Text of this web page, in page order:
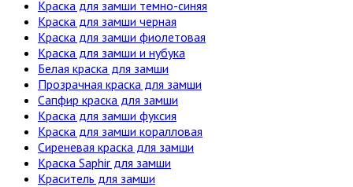
Краска для замши темно-синяя
Краска для замши черная
Краска для замши фиолетовая
Краска для замши и нубука
Белая краска для замши
Прозрачная краска для замши
Сапфир краска для замши
Краска для замши фуксия
Краска для замши коралловая
Сиреневая краска для замши
Краска Saphir для замши
Краситель для замши